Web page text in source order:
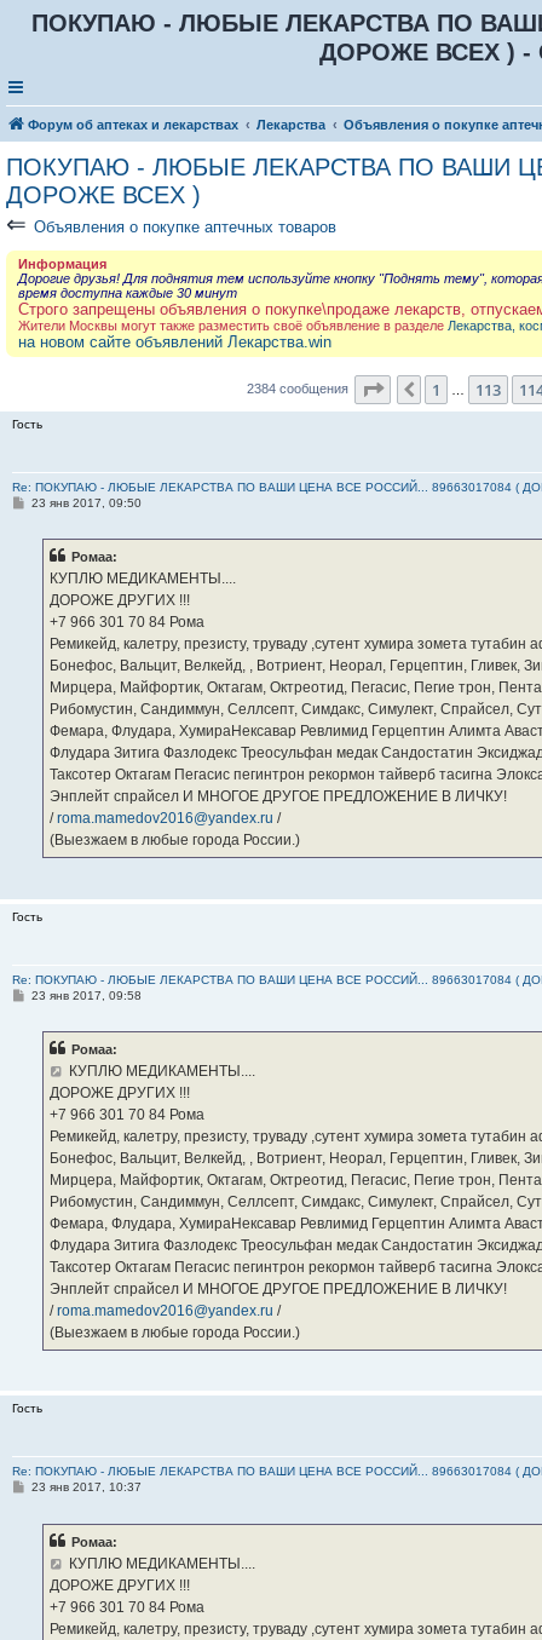
ПОКУПАЮ - ЛЮБЫЕ ЛЕКАРСТВА ПО ВАШИ
ДОРОЖЕ ВСЕХ ) -
Форум об аптеках и лекарствах Лекарства Объявления о покупке
ПОКУПАЮ - ЛЮБЫЕ ЛЕКАРСТВА ПО ВАШИ
ДОРОЖЕ ВСЕХ )
⇐ Объявления о покупке аптечных товаров
Информация
Дорогие друзья! Для поднятия тем используйте кнопку "Поднять тему",
время доступна каждые 30 минут
Строго запрещены объявления о покупке\продаже лекарств,
Жители Москвы могут также разместить своё объявление в разделе Лекарства,
на новом сайте объявлений Лекарства.win
2384 сообщения Страница 115из
Пред.
1 113
Гость
Re: ПОКУПАЮ - ЛЮБЫЕ ЛЕКАРСТВА ПО ВАШИ ЦЕНА ВСЕ РОССИЙ... 89663017084 (
С23 янв 2017, 09:50
Ромаа:
КУПЛЮ МЕДИКАМЕНТЫ....
ДОРОЖЕ ДРУГИХ !!!
‪+7 966 301 70 84‬ Рома
Ремикейд, калетру, презисту, труваду ,сутент хумира зомета
Бонефос, Вальцит, Велкейд, , Вотриент, Неорал, Герцептин, Гливек,
Мирцера, Майфортик, Октагам, Октреотид, Пегасис, Пегие трон,
Рибомустин, Сандиммун, Селлсепт, Симдакс, Симулект, Спрайсел,
Фемара, Флудара, ХумираНексавар Ревлимид Герцептин Алимта
Флудара Зитига Фазлодекс Треосульфан медак Сандостатин
Таксотер Октагам Пегасис пегинтрон рекормон тайверб тасигна
Энплейт спрайсел И МНОГОЕ ДРУГОЕ ПРЕДЛОЖЕНИЕ В ЛИЧКУ!
/roma.mamedov2016@yandex.ru /
(Выезжаем в любые города России.)
Гость
Re: ПОКУПАЮ - ЛЮБЫЕ ЛЕКАРСТВА ПО ВАШИ ЦЕНА ВСЕ РОССИЙ... 89663017084 (
С23 янв 2017, 09:58
Ромаа:
КУПЛЮ МЕДИКАМЕНТЫ....
ДОРОЖЕ ДРУГИХ !!!
‪+7 966 301 70 84‬ Рома
Ремикейд, калетру, презисту, труваду ,сутент хумира зомета
Бонефос, Вальцит, Велкейд, , Вотриент, Неорал, Герцептин, Гливек,
Мирцера, Майфортик, Октагам, Октреотид, Пегасис, Пегие трон,
Рибомустин, Сандиммун, Селлсепт, Симдакс, Симулект, Спрайсел,
Фемара, Флудара, ХумираНексавар Ревлимид Герцептин Алимта
Флудара Зитига Фазлодекс Треосульфан медак Сандостатин
Таксотер Октагам Пегасис пегинтрон рекормон тайверб тасигна
Энплейт спрайсел И МНОГОЕ ДРУГОЕ ПРЕДЛОЖЕНИЕ В ЛИЧКУ!
/roma.mamedov2016@yandex.ru /
(Выезжаем в любые города России.)
Гость
Re: ПОКУПАЮ - ЛЮБЫЕ ЛЕКАРСТВА ПО ВАШИ ЦЕНА ВСЕ РОССИЙ... 89663017084 (
С23 янв 2017, 10:37
Ромаа:
КУПЛЮ МЕДИКАМЕНТЫ....
ДОРОЖЕ ДРУГИХ !!!
‪+7 966 301 70 84‬ Рома
Ремикейд, калетру, презисту, труваду ,сутент хумира зомета